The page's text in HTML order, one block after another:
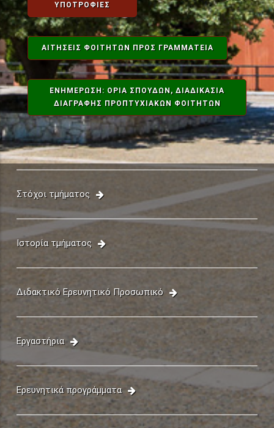
ΥΠΟΤΡΟΦΊΕΣ
ΑΙΤΉΣΕΙΣ ΦΟΙΤΗΤΏΝ ΠΡΟΣ ΓΡΑΜΜΑΤΕΊΑ
ΕΝΗΜΕΡΩΣΗ: ΟΡΙΑ ΣΠΟΥΔΩΝ, ΔΙΑΔΙΚΑΣΊΑ
ΔΙΑΓΡΑΦΗΣ ΠΡΟΠΤΥΧΙΑΚΏΝ ΦΟΙΤΗΤΏΝ
Στόχοι τμήματος
Ιστορία τμήματος
Διδακτικό Ερευνητικό Προσωπικό
Εργαστήρια
Ερευνητικά προγράμματα